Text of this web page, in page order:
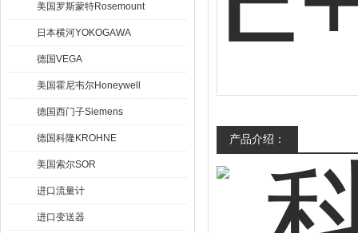
美国罗斯蒙特Rosemount
日本横河YOKOGAWA
德国VEGA
美国霍尼韦尔Honeywell
德国西门子Siemens
德国科隆KROHNE
美国索尔SOR
进口流量计
进口变送器
产品介绍：